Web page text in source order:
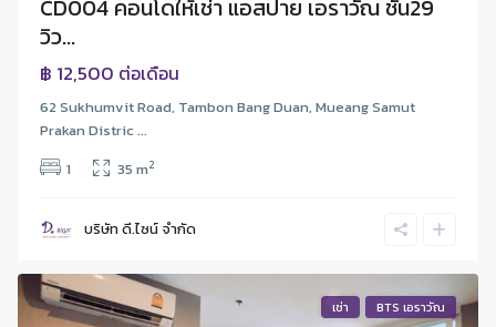
CD004 คอนโดให้เช่า แอสปาย เอราวัณ ชั้น29
วิว...
฿ 12,500 ต่อเดือน
62 Sukhumvit Road, Tambon Bang Duan, Mueang Samut
Prakan Distric ...
1
35 m2
บริษัท ดี.ไซน์ จํากัด
เช่า BTS เอราวัณ